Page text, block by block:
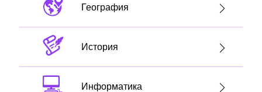
География
История
Информатика